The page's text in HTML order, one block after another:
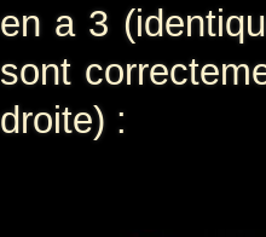
en a 3
sont
droite) :